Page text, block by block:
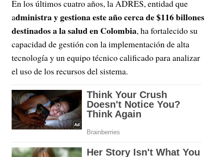
En los últimos cuatro años, la ADRES, entidad que
administra y gestiona este año cerca de $116 billones
destinados a la salud en Colombia, ha fortalecido su
capacidad de gestión con la implementación de alta
tecnología y un equipo técnico calificado para analizar
el uso de los recursos del sistema.